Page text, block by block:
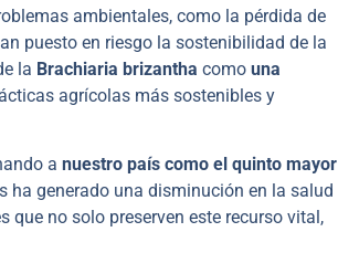
ambientales, como la pérdida de
puesto en riesgo la sostenibilidad de la
la Brachiaria brizantha como una
agrícolas más sostenibles y
a nuestro país como el quinto mayor
generado una disminución en la salud
no solo preserven este recurso vital,